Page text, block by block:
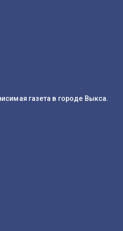
газета в городе Выкса.